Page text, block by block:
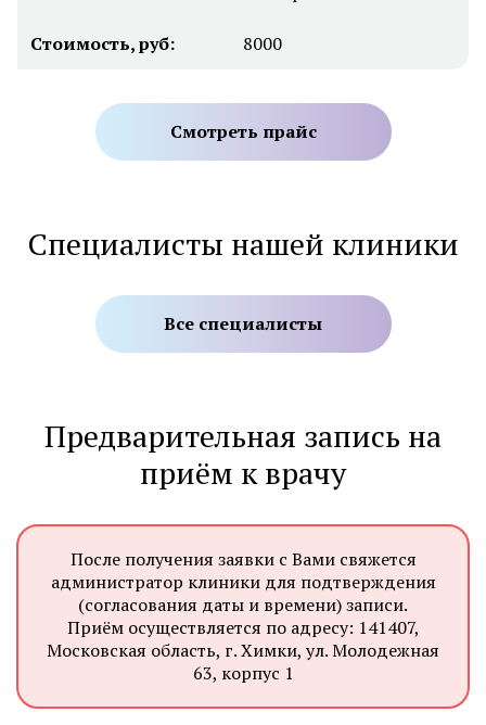
Стоимость, руб: 8000
Смотреть прайс
Специалисты нашей клиники
Все специалисты
Предварительная запись на
приём к врачу
После получения заявки с Вами свяжется
администратор клиники для подтверждения
(согласования даты и времени) записи.
Приём осуществляется по адресу: 141407,
Московская область, г. Химки, ул. Молодежная
63, корпус 1